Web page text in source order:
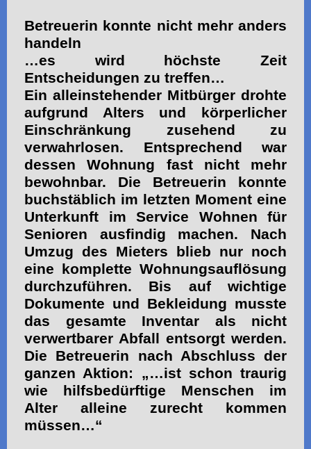
Betreuerin konnte nicht mehr anders
handeln
…es wird höchste Zeit
Entscheidungen zu treffen…
Ein alleinstehender Mitbürger drohte
aufgrund Alters und körperlicher
Einschränkung zusehend zu
verwahrlosen. Entsprechend war
dessen Wohnung fast nicht mehr
bewohnbar. Die Betreuerin konnte
buchstäblich im letzten Moment eine
Unterkunft im Service Wohnen für
Senioren ausfindig machen. Nach
Umzug des Mieters blieb nur noch
eine komplette Wohnungsauflösung
durchzuführen. Bis auf wichtige
Dokumente und Bekleidung musste
das gesamte Inventar als nicht
verwertbarer Abfall entsorgt werden.
Die Betreuerin nach Abschluss der
ganzen Aktion: „…ist schon traurig
wie hilfsbedürftige Menschen im
Alter alleine zurecht kommen
müssen…“